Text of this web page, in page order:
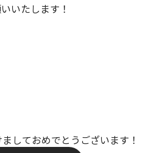
いたします！
しておめでとうございます！